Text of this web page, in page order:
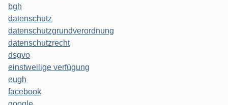
bgh
datenschutz
datenschutzgrundverordnung
datenschutzrecht
dsgvo
einstweilige verfügung
eugh
facebook